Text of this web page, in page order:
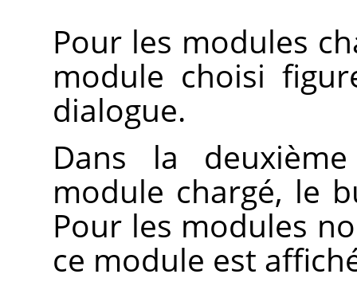
Pour les modules
module choisi
dialogue.
Dans la
module chargé, le
Pour les modules
ce module est